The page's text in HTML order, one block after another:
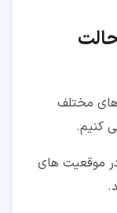
مختلف
کنیم.
موقعیت های